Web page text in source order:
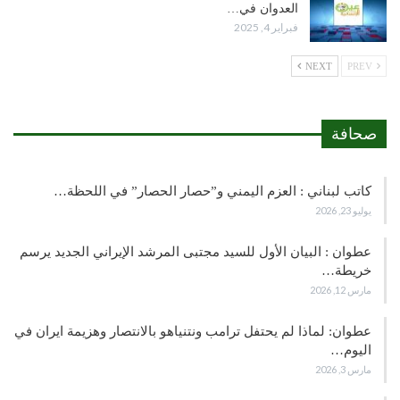
العدوان في…
فبراير 4, 2025
NEXT
صحافة
كاتب لبناني : العزم اليمني و”حصار الحصار” في اللحظة…
يوليو 23, 2026
عطوان : البيان الأول للسيد مجتبى المرشد الإيراني الجديد يرسم
خريطة…
مارس 12, 2026
عطوان: لماذا لم يحتفل ترامب ونتنياهو بالانتصار وهزيمة ايران في
اليوم…
مارس 3, 2026